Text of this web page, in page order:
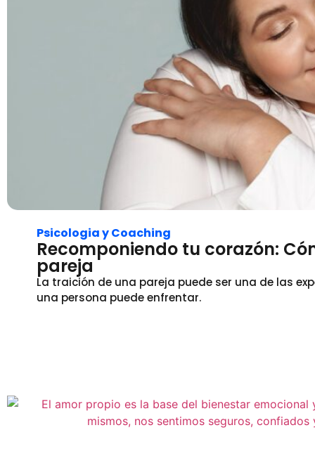
Psicologia y Coaching
Recomponiendo tu corazón:
pareja
La traición de una pareja puede ser una de las
una persona puede enfrentar.